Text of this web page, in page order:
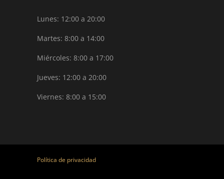
Lunes: 12:00 a 20:00
Martes: 8:00 a 14:00
Miércoles: 8:00 a 17:00
Jueves: 12:00 a 20:00
Viernes: 8:00 a 15:00
Política de privacidad